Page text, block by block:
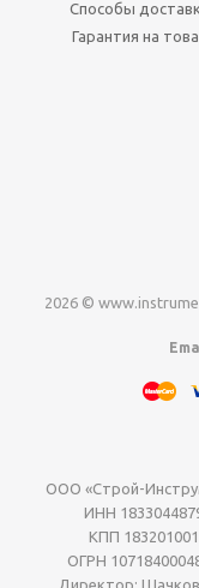
Способы
Гарантия на
2026 ©
ООО «Строй-
ИНН
КПП 183201001
ОГРН
Директор: